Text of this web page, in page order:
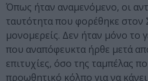
Όπως ήταν αναμενόμενο, οι
ταυτότητα που φορέθηκε στον
μονομερείς. Δεν ήταν μόνο το
που αναπόφευκτα ήρθε μετά
επιτυχίες, όσο της ταμπέλας
προωθητικό κόλπο για να